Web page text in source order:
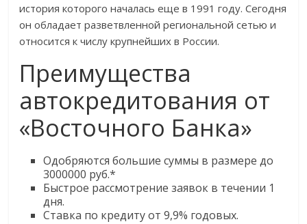
история которого началась еще в 1991 году. Сегодня
он обладает разветвленной региональной сетью и
относится к числу крупнейших в России.
Преимущества
автокредитования от
«Восточного Банка»
Одобряются большие суммы в размере до
3000000 руб.*
Быстрое рассмотрение заявок в течении 1
дня.
Ставка по кредиту от 9,9% годовых.